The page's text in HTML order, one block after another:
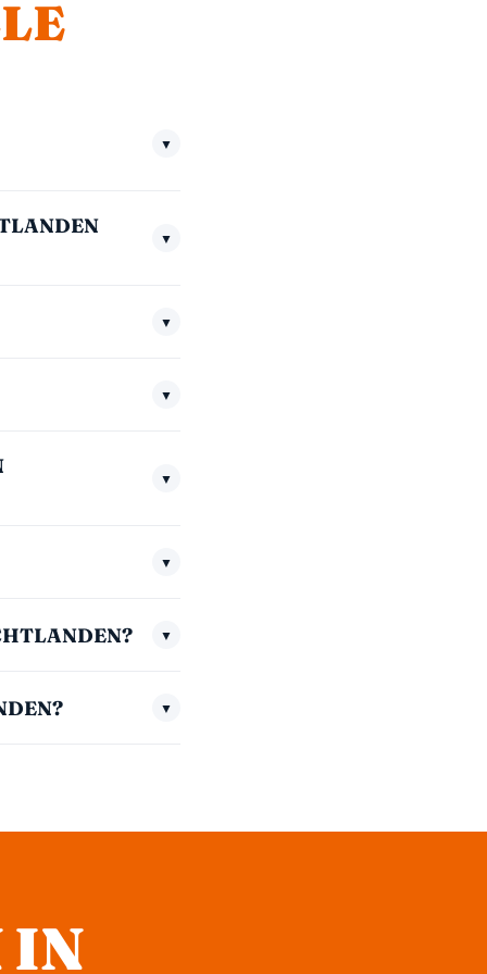
▼
▼
▼
▼
▼
▼
▼
▼
IN